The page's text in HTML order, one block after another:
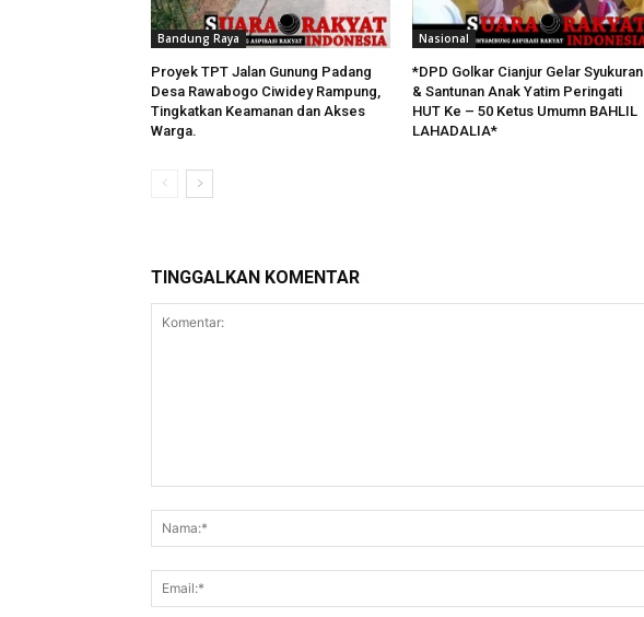
Bandung Raya
Proyek TPT Jalan Gunung Padang
Desa Rawabogo Ciwidey Rampung,
Tingkatkan Keamanan dan Akses
Warga.
Nasional
*DPD Golkar Cianjur Gelar Syukuran
& Santunan Anak Yatim Peringati
HUT Ke – 50 Ketus Umumn BAHLIL
LAHADALIA*
TINGGALKAN KOMENTAR